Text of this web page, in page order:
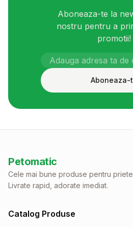
Aboneaza-te la
nostru pentru a
promotii!
Aboneaza-
Petomatic
Cele mai bune produse pentru
Livrate rapid, adorate imediat.
Catalog Produse